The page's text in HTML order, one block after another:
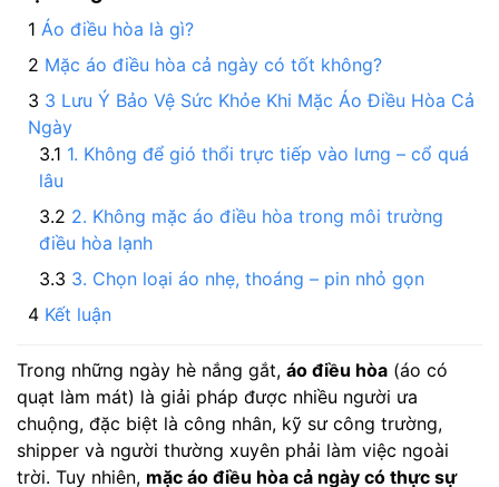
Áo điều hòa là gì?
Mặc áo điều hòa cả ngày có tốt không?
3 Lưu Ý Bảo Vệ Sức Khỏe Khi Mặc Áo Điều Hòa Cả
Ngày
1. Không để gió thổi trực tiếp vào lưng – cổ quá
lâu
2. Không mặc áo điều hòa trong môi trường
điều hòa lạnh
3. Chọn loại áo nhẹ, thoáng – pin nhỏ gọn
Kết luận
Trong những ngày hè nắng gắt, áo điều hòa (áo có
quạt làm mát) là giải pháp được nhiều người ưa
chuộng, đặc biệt là công nhân, kỹ sư công trường,
shipper và người thường xuyên phải làm việc ngoài
trời. Tuy nhiên, mặc áo điều hòa cả ngày có thực sự